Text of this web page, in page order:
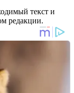
текст и
редакции.